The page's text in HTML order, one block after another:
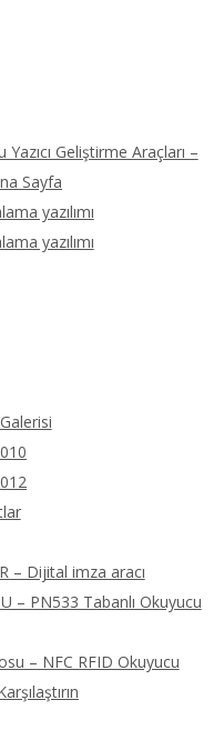
Geliştirme Araçları –
Sayfa
yazılımı
yazılımı
– Dijital imza aracı
– PN533 Tabanlı Okuyucu
– NFC RFID Okuyucu